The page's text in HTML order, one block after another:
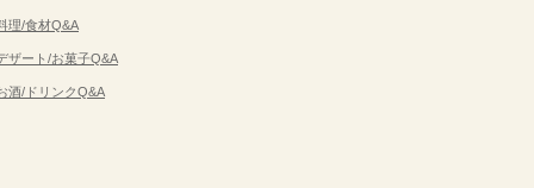
理/食材Q&A
ザート/お菓子Q&A
酒/ドリンクQ&A